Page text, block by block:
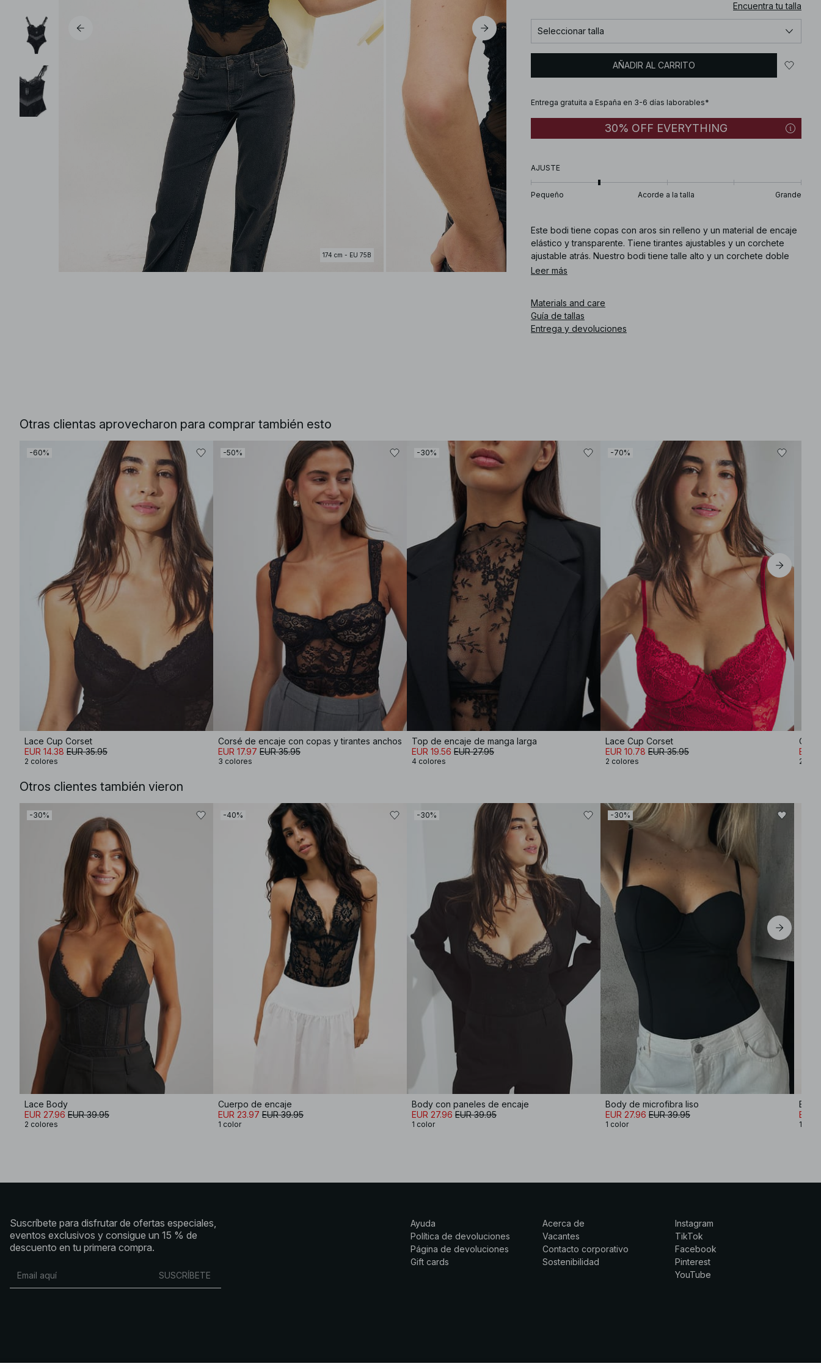
174 cm - EU 75B
Encuentra tu talla
Seleccionar talla
AÑADIR AL CARRITO
Entrega gratuita a España en 3-6 días laborables*
30% OFF EVERYTHING
AJUSTE
Pequeño Acorde a la talla Grande
Este bodi tiene copas con aros sin relleno y un material de encaje
elástico y transparente. Tiene tirantes ajustables y un corchete
ajustable atrás. Nuestro bodi tiene talle alto y un corchete doble
abajo. Este bodi está disponible en negro.
Leer más
Materials and care
Guía de tallas
Entrega y devoluciones
Otras clientas aprovecharon para comprar también esto
-60%
Lace Cup Corset
EUR 14.38 EUR 35.95
2 colores
-50%
Corsé de encaje con copas y tirantes anchos
EUR 17.97 EUR 35.95
3 colores
-30%
Top de encaje de manga larga
EUR 19.56 EUR 27.95
4 colores
-70%
Lace Cup Corset
EUR 10.78 EUR 35.95
2 colores
EUR
2
Otros clientes también vieron
-30%
Lace Body
EUR 27.96 EUR 39.95
2 colores
-40%
Cuerpo de encaje
EUR 23.97 EUR 39.95
1 color
-30%
Body con paneles de encaje
EUR 27.96 EUR 39.95
1 color
-30%
Body de microfibra liso
EUR 27.96 EUR 39.95
1 color
EUR
1
Suscríbete para disfrutar de ofertas especiales,
eventos exclusivos y consigue un 15 % de
descuento en tu primera compra.
SUSCRÍBETE
Ayuda
Política de devoluciones
Página de devoluciones
Gift cards
Acerca de
Vacantes
Contacto corporativo
Sostenibilidad
Instagram
TikTok
Facebook
Pinterest
YouTube